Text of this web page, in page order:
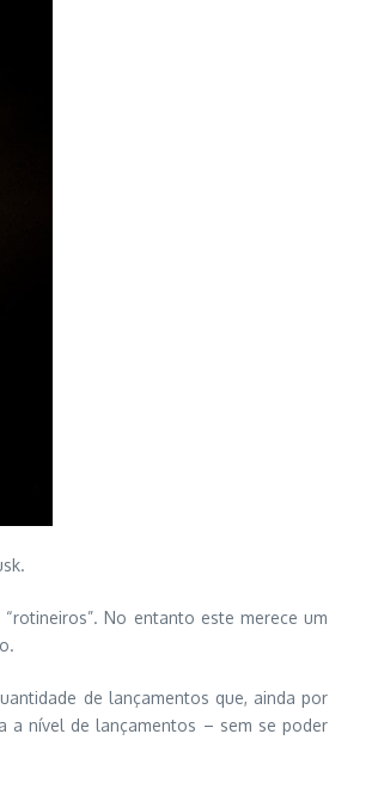
No entanto este merece um
de lançamentos que, ainda por
a nível de lançamentos – sem se poder